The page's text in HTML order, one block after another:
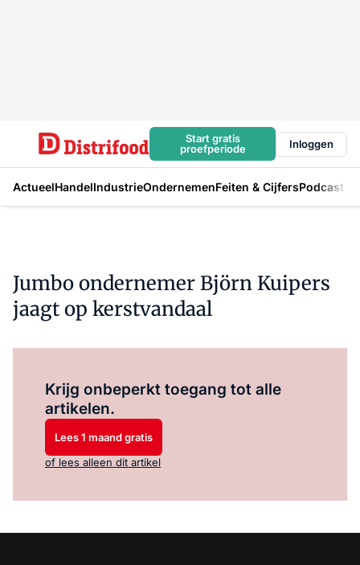
Start gratis
proefperiode
Inloggen
ActueelHandelIndustrieOndernemenFeiten & CijfersPodcast
Jumbo ondernemer Björn Kuipers
jaagt op kerstvandaal
Krijg onbeperkt toegang tot alle
artikelen.
Lees 1 maand gratis
of lees alleen dit artikel